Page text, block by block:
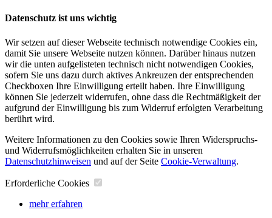
Datenschutz ist uns wichtig
Wir setzen auf dieser Webseite technisch notwendige Cookies ein,
damit Sie unsere Webseite nutzen können. Darüber hinaus nutzen
wir die unten aufgelisteten technisch nicht notwendigen Cookies,
sofern Sie uns dazu durch aktives Ankreuzen der entsprechenden
Checkboxen Ihre Einwilligung erteilt haben. Ihre Einwilligung
können Sie jederzeit widerrufen, ohne dass die Rechtmäßigkeit der
aufgrund der Einwilligung bis zum Widerruf erfolgten Verarbeitung
berührt wird.
Weitere Informationen zu den Cookies sowie Ihren Widerspruchs-
und Widerrufsmöglichkeiten erhalten Sie in unseren
Datenschutzhinweisen und auf der Seite Cookie-Verwaltung​.
Erforderliche Cookies
mehr erfahren